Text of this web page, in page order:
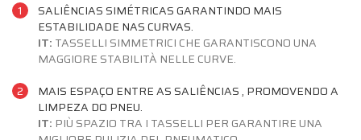
1
SALIÊNCIAS SIMÉTRICAS GARANTINDO MAIS
ESTABILIDADE NAS CURVAS.
IT: TASSELLI SIMMETRICI CHE GARANTISCONO UNA
MAGGIORE STABILITÀ NELLE CURVE.
2
MAIS ESPAÇO ENTRE AS SALIÊNCIAS , PROMOVENDO A
LIMPEZA DO PNEU.
IT: PIÙ SPAZIO TRA I TASSELLI PER GARANTIRE UNA